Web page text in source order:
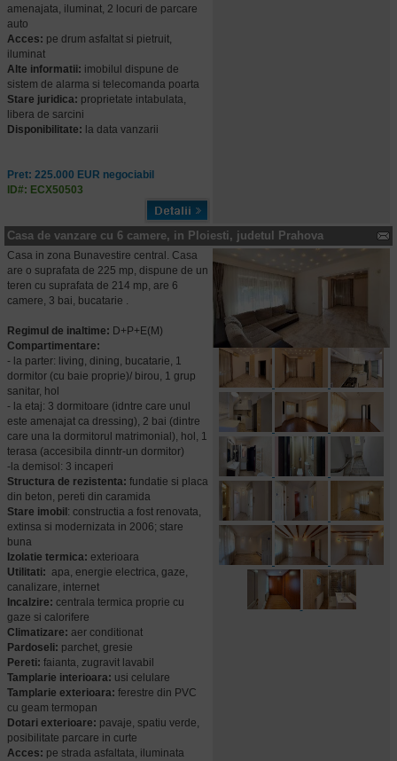
amenajata, iluminat, 2 locuri de parcare
auto
Acces: pe drum asfaltat si pietruit,
iluminat
Alte informatii: imobilul dispune de
sistem de alarma si telecomanda poarta
Stare juridica: proprietate intabulata,
libera de sarcini
Disponibilitate: la data vanzarii
Pret: 225.000 EUR negociabil
ID#: ECX50503
Casa de vanzare cu 6 camere, in Ploiesti, judetul Prahova
Casa in zona Bunavestire central. Casa
are o suprafata de 225 mp, dispune de un
teren cu suprafata de 214 mp, are 6
camere, 3 bai, bucatarie .
Regimul de inaltime: D+P+E(M)
Compartimentare:
- la parter: living, dining, bucatarie, 1
dormitor (cu baie proprie)/ birou, 1 grup
sanitar, hol
- la etaj: 3 dormitoare (idntre care unul
este amenajat ca dressing), 2 bai (dintre
care una la dormitorul matrimonial), hol, 1
terasa (accesibila dinntr-un dormitor)
-la demisol: 3 incaperi
Structura de rezistenta: fundatie si placa
din beton, pereti din caramida
Stare imobil : constructia a fost renovata,
extinsa si modernizata in 2006; stare
buna
Izolatie termica: exterioara
Utilitati: apa, energie electrica, gaze,
canalizare, internet
Incalzire: centrala termica proprie cu
gaze si calorifere
Climatizare: aer conditionat
Pardoseli: parchet, gresie
Pereti: faianta, zugravit lavabil
Tamplarie interioara: usi celulare
Tamplarie exterioara: ferestre din PVC
cu geam termopan
Dotari exterioare: pavaje, spatiu verde,
posibilitate parcare in curte
Acces: pe strada asfaltata, iluminata